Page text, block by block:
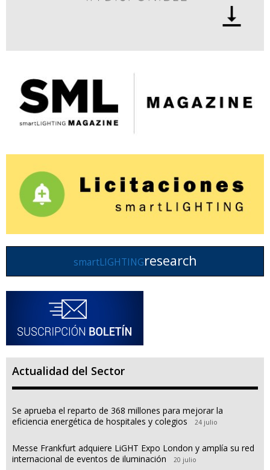
smartLIGHTINGresearch
Actualidad del Sector
Se aprueba el reparto de 368 millones para mejorar la
eficiencia energética de hospitales y colegios
24 julio
Messe Frankfurt adquiere LiGHT Expo London y amplía su red
internacional de eventos de iluminación
20 julio